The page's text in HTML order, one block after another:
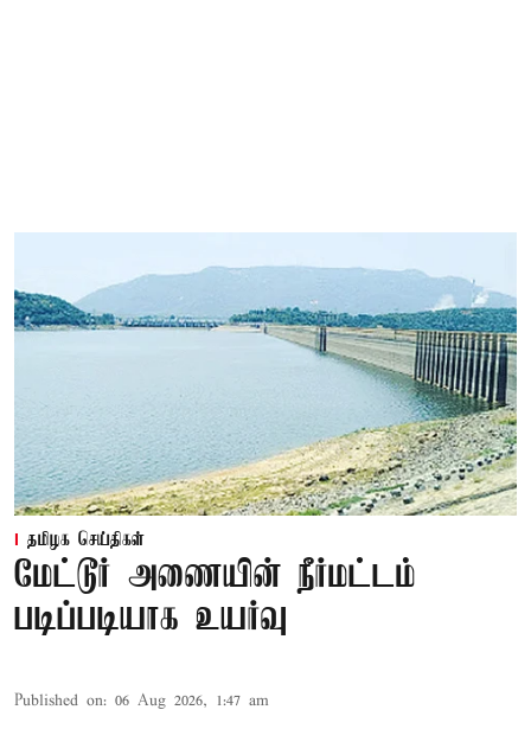
தமிழக செய்திகள்
மேட்டூர் அணையின் நீர்மட்டம்
படிப்படியாக உயர்வு
Published on: 06 Aug 2026, 1:47 am